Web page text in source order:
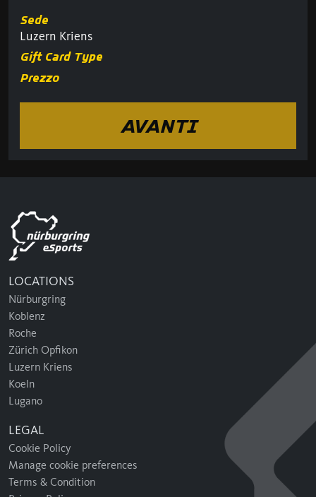
Sede
Luzern Kriens
Gift Card Type
Prezzo
AVANTI
LOCATIONS
Nürburgring
Koblenz
Roche
Zürich Opfikon
Luzern Kriens
Koeln
Lugano
LEGAL
Cookie Policy
Manage cookie preferences
Terms & Condition